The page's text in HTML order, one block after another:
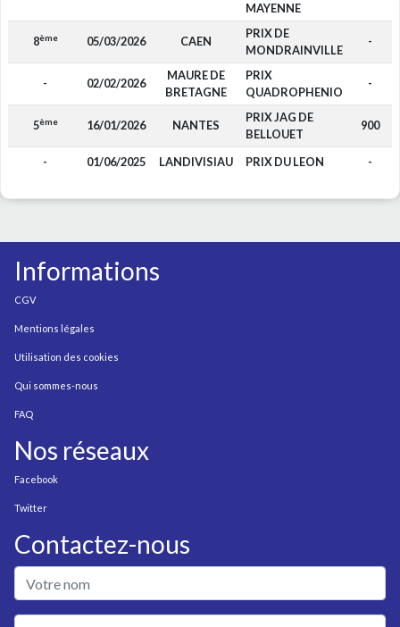
MAYENNE
8ème 05/03/2026 CAEN
PRIX DE
MONDRAINVILLE
-
- 02/02/2026
MAURE DE
BRETAGNE
PRIX
QUADROPHENIO
-
5ème 16/01/2026 NANTES
PRIX JAG DE
BELLOUET
900
- 01/06/2025 LANDIVISIAU PRIX DU LEON -
Informations
CGV
Mentions légales
Utilisation des cookies
Qui sommes-nous
FAQ
Nos réseaux
Facebook
Twitter
Contactez-nous